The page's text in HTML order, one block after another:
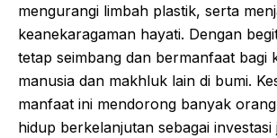
mengurangi limbah plastik, serta
keanekaragaman hayati. Dengan
tetap seimbang dan bermanfaat bagi
manusia dan makhluk lain di bumi.
manfaat ini mendorong banyak
hidup berkelanjutan sebagai investasi